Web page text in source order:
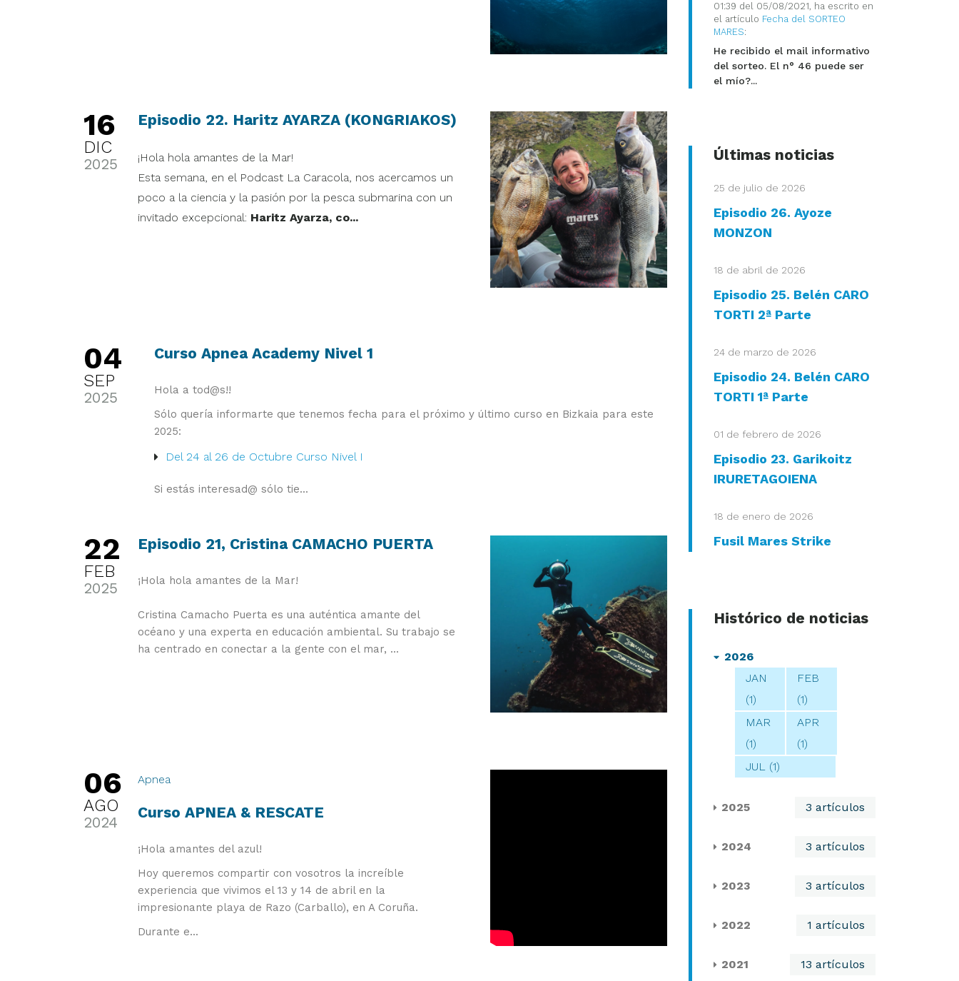
16
DIC
2025
Episodio 22. Haritz AYARZA (KONGRIAKOS)
¡Hola hola amantes de la Mar!
Esta semana, en el Podcast La Caracola, nos acercamos un
poco a la ciencia y la pasión por la pesca submarina con un
invitado excepcional: Haritz Ayarza, co...
04
SEP
2025
Curso Apnea Academy Nivel 1
Hola a tod@s!!
Sólo quería informarte que tenemos fecha para el próximo y último curso en Bizkaia para este
2025:
Del 24 al 26 de Octubre Curso Nivel I
Si estás interesad@ sólo tie...
22
FEB
2025
Episodio 21, Cristina CAMACHO PUERTA
¡Hola hola amantes de la Mar!
Cristina Camacho Puerta es una auténtica amante del
océano y una experta en educación ambiental. Su trabajo se
ha centrado en conectar a la gente con el mar, ...
06
AGO
2024
Apnea
Curso APNEA & RESCATE
¡Hola amantes del azul!
Hoy queremos compartir con vosotros la increíble
experiencia que vivimos el 13 y 14 de abril en la
impresionante playa de Razo (Carballo), en A Coruña.
Durante e...
01:39 del 05/08/2021, ha escrito en
el artículo Fecha del SORTEO
MARES:
He recibido el mail informativo
del sorteo. El n° 46 puede ser
el mío?...
Últimas noticias
25 de julio de 2026
Episodio 26. Ayoze
MONZON
18 de abril de 2026
Episodio 25. Belén CARO
TORTI 2ª Parte
24 de marzo de 2026
Episodio 24. Belén CARO
TORTI 1ª Parte
01 de febrero de 2026
Episodio 23. Garikoitz
IRURETAGOIENA
18 de enero de 2026
Fusil Mares Strike
Histórico de noticias
2026
JAN
(1)
FEB
(1)
MAR
(1)
APR
(1)
JUL (1)
2025 3 artículos
2024 3 artículos
2023 3 artículos
2022 1 artículos
2021 13 artículos